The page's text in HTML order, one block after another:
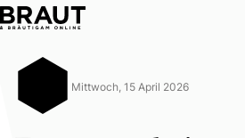
Mittwoch, 15 April 2026